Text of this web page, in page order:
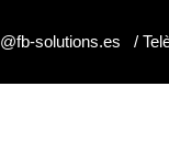
solutions.es /